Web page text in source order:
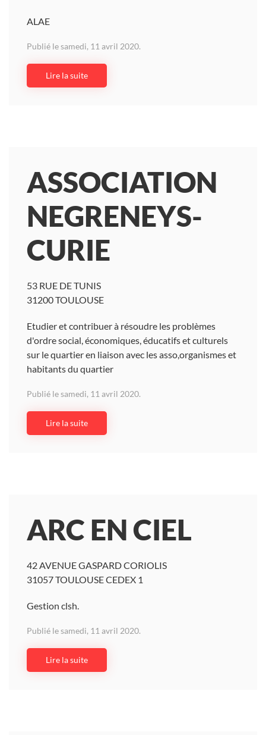
ALAE
Publié le samedi, 11 avril 2020.
Lire la suite
ASSOCIATION
NEGRENEYS-
CURIE
53 RUE DE TUNIS
31200 TOULOUSE
Etudier et contribuer à résoudre les problèmes
d'ordre social, économiques, éducatifs et culturels
sur le quartier en liaison avec les asso,organismes et
habitants du quartier
Publié le samedi, 11 avril 2020.
Lire la suite
ARC EN CIEL
42 AVENUE GASPARD CORIOLIS
31057 TOULOUSE CEDEX 1
Gestion clsh.
Publié le samedi, 11 avril 2020.
Lire la suite